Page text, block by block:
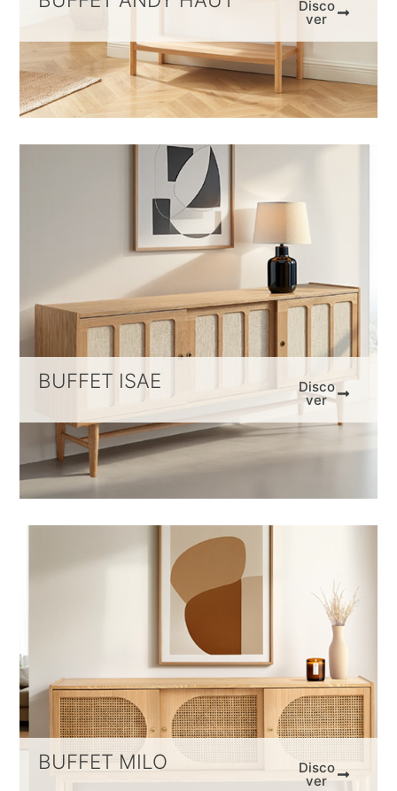
Disco
ver
BUFFET ISAE Disco
ver
BUFFET MILO Disco
ver